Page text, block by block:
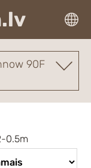
90F
0.5m